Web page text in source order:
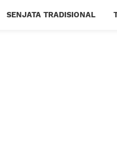
SENJATA TRADISIONAL